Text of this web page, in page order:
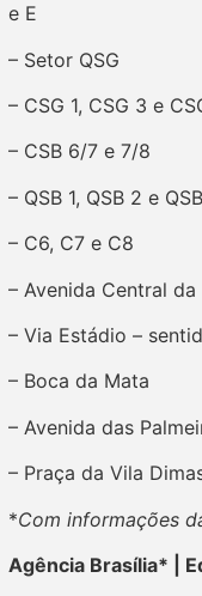
e E
– Setor QSG
– CSG 1, CSG 3 e
– CSB 6/7 e 7/8
– QSB 1, QSB 2 e
– C6, C7 e C8
– Avenida Central da
– Via Estádio –
– Boca da Mata
– Avenida das
– Praça da Vila
*Com informações
Agência Brasília* |